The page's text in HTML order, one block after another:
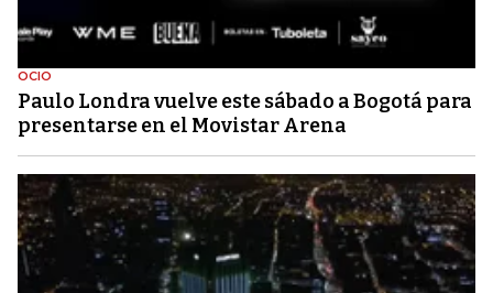
OCIO
Paulo Londra vuelve este sábado a Bogotá para
presentarse en el Movistar Arena